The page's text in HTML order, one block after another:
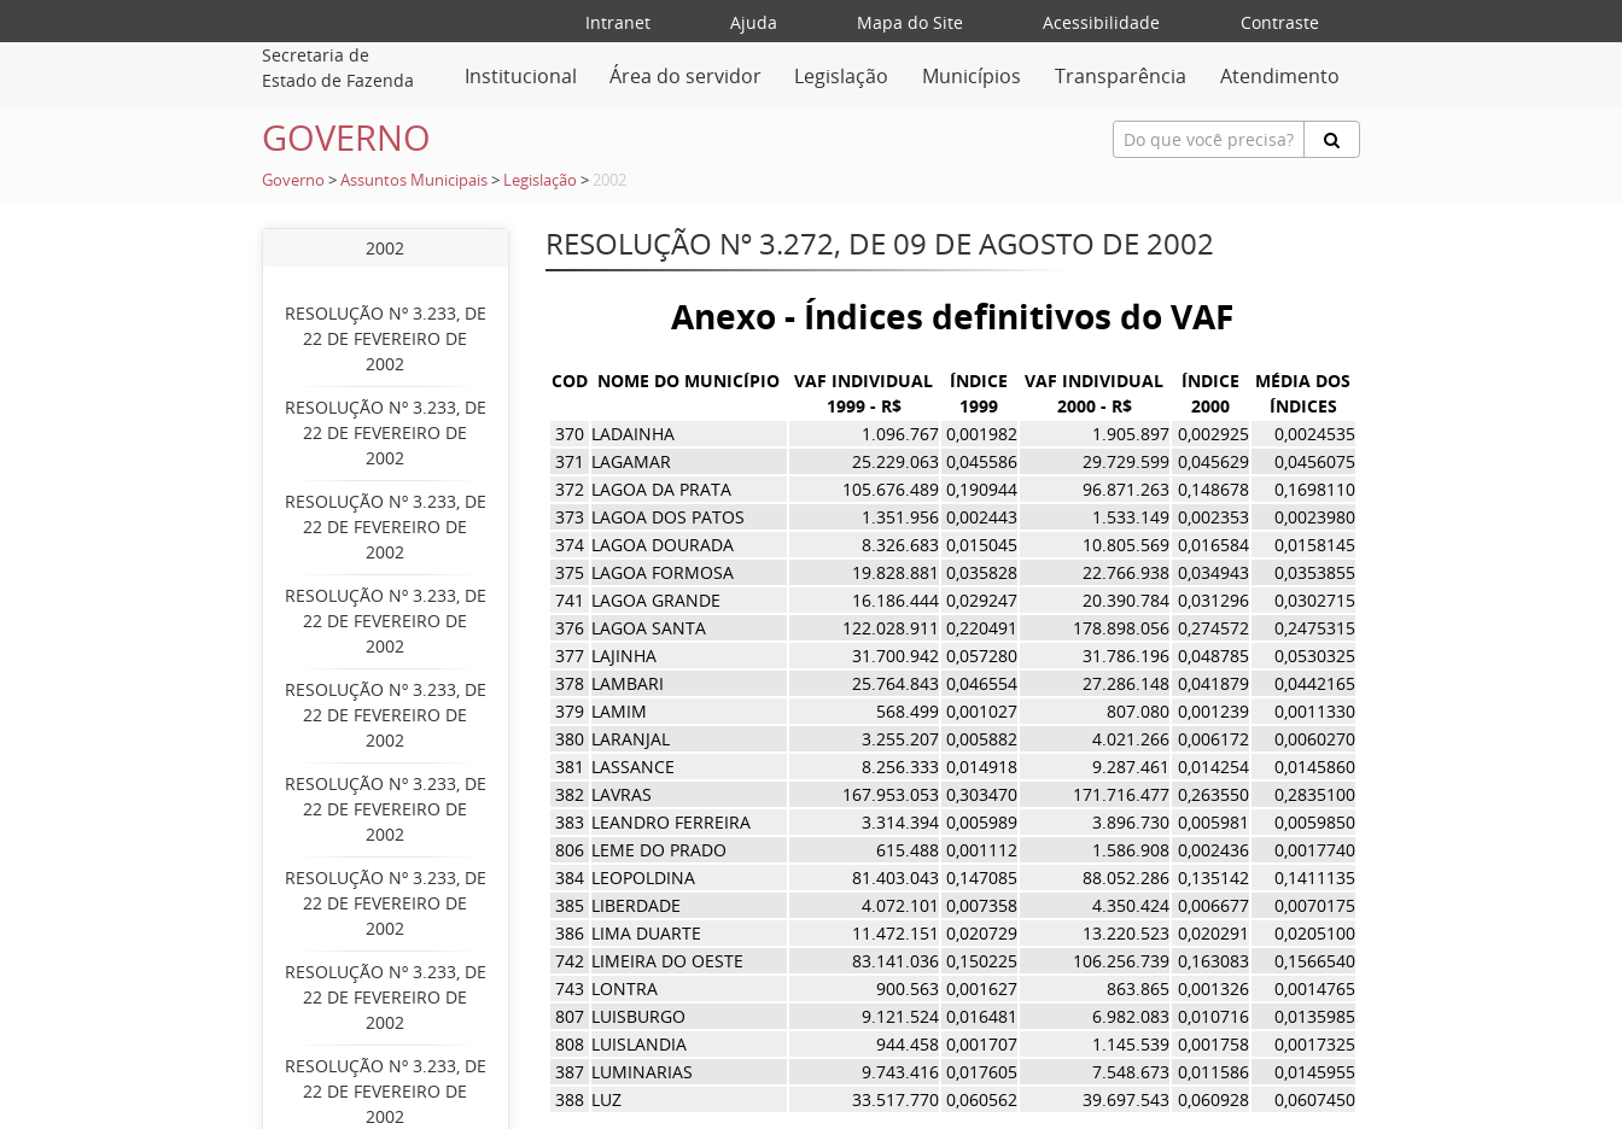
Intranet Ajuda Mapa do Site Acessibilidade
Contraste
Secretaria de
Estado de Fazenda
Institucional Área do servidor Legislação Municípios Transparência Atendimento
GOVERNO
Governo >Assuntos Municipais > Legislação > 2002
2002
RESOLUÇÃO Nº 3.233, DE
22 DE FEVEREIRO DE
2002
RESOLUÇÃO Nº 3.233, DE
22 DE FEVEREIRO DE
2002
RESOLUÇÃO Nº 3.233, DE
22 DE FEVEREIRO DE
2002
RESOLUÇÃO Nº 3.233, DE
22 DE FEVEREIRO DE
2002
RESOLUÇÃO Nº 3.233, DE
22 DE FEVEREIRO DE
2002
RESOLUÇÃO Nº 3.233, DE
22 DE FEVEREIRO DE
2002
RESOLUÇÃO Nº 3.233, DE
22 DE FEVEREIRO DE
2002
RESOLUÇÃO Nº 3.233, DE
22 DE FEVEREIRO DE
2002
RESOLUÇÃO Nº 3.233, DE
22 DE FEVEREIRO DE
2002
RESOLUÇÃO Nº 3.272, DE 09 DE AGOSTO DE 2002
Anexo - Índices definitivos do VAF
COD NOME DO MUNICÍPIO
VAF INDIVIDUAL
1999 - R$
ÍNDICE
1999
VAF INDIVIDUAL
2000 - R$
ÍNDICE
2000
MÉDIA DOS
ÍNDICES
370 LADAINHA 1.096.767 0,001982 1.905.897 0,002925
0,0024535
371 LAGAMAR 25.229.063 0,045586 29.729.599 0,045629
0,0456075
372 LAGOA DA PRATA 105.676.489 0,190944 96.871.263 0,148678
0,1698110
373 LAGOA DOS PATOS 1.351.956 0,002443 1.533.149 0,002353
0,0023980
374 LAGOA DOURADA 8.326.683 0,015045 10.805.569 0,016584
0,0158145
375 LAGOA FORMOSA 19.828.881 0,035828 22.766.938 0,034943
0,0353855
741 LAGOA GRANDE 16.186.444 0,029247 20.390.784 0,031296
0,0302715
376 LAGOA SANTA 122.028.911 0,220491 178.898.056 0,274572
0,2475315
377 LAJINHA 31.700.942 0,057280 31.786.196 0,048785
0,0530325
378 LAMBARI 25.764.843 0,046554 27.286.148 0,041879
0,0442165
379 LAMIM 568.499 0,001027 807.080 0,001239
0,0011330
380 LARANJAL 3.255.207 0,005882 4.021.266 0,006172
0,0060270
381 LASSANCE 8.256.333 0,014918 9.287.461 0,014254
0,0145860
382 LAVRAS 167.953.053 0,303470 171.716.477 0,263550
0,2835100
383 LEANDRO FERREIRA 3.314.394 0,005989 3.896.730 0,005981
0,0059850
806 LEME DO PRADO 615.488 0,001112 1.586.908 0,002436
0,0017740
384 LEOPOLDINA 81.403.043 0,147085 88.052.286 0,135142
0,1411135
385 LIBERDADE 4.072.101 0,007358 4.350.424 0,006677
0,0070175
386 LIMA DUARTE 11.472.151 0,020729 13.220.523 0,020291
0,0205100
742 LIMEIRA DO OESTE 83.141.036 0,150225 106.256.739 0,163083
0,1566540
743 LONTRA 900.563 0,001627 863.865 0,001326
0,0014765
807 LUISBURGO 9.121.524 0,016481 6.982.083 0,010716
0,0135985
808 LUISLANDIA 944.458 0,001707 1.145.539 0,001758
0,0017325
387 LUMINARIAS 9.743.416 0,017605 7.548.673 0,011586
0,0145955
388 LUZ 33.517.770 0,060562 39.697.543 0,060928 0,0607450